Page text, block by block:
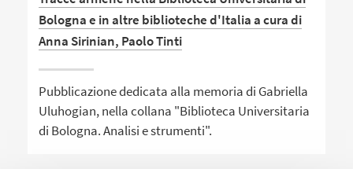
Bologna e in altre biblioteche d'Italia a cura di
Anna Sirinian, Paolo Tinti
Pubblicazione dedicata alla memoria di Gabriella
Uluhogian, nella collana "Biblioteca Universitaria
di Bologna. Analisi e strumenti".